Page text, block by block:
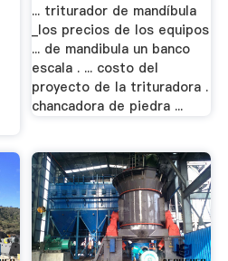
... triturador de mandíbula
_los precios de los equipos
... de mandibula un banco
escala . ... costo del
proyecto de la trituradora .
chancadora de piedra ...